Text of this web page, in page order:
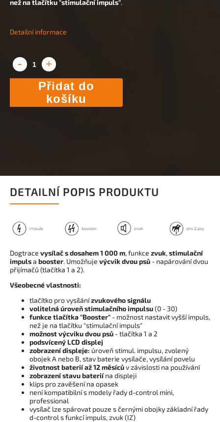
Přidat do
košíku
než na tlačítku "stimulační impuls".
Detailní informace
DETAILNÍ POPIS PRODUKTU
Dogtrace vysílačs dosahem 1 000 m, funkce zvuk,stimulační
impulsa booster. Umožňuje výcvik dvou psů - napárování dvou
přijímačů (tlačítka 1 a 2).
Všeobecné vlastnosti:
tlačítko pro vysílánízvukového signálu
volitelná úroveň stimulačního impulsu(0 - 30)
funkce tlačítka "Booster" - možnost nastavit vyšší impuls,
než je na tlačítku "stimulační impuls"
možnost výcviku dvou psů - tlačítka 1 a 2
podsvícený LCD displej
zobrazení displeje: úroveň stimul. impulsu, zvolený
obojek A nebo B, stav baterie vysílače, vysílání povelu
životnost baterií až 12 měsícův závislosti na používání
zobrazení stavu baterií na displeji
klips pro zavěšení na opasek
není kompatibilní s modely řady d-control mini,
professional
vysílač lze spárovat pouze s černými obojky základní řady
d-control s funkcí impuls, zvuk (IZ)